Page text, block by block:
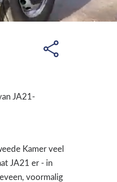
JA21-
Kamer veel
JA21 er - in
voormalig